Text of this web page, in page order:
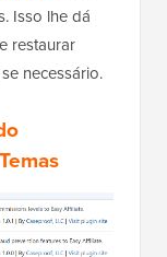
Isso lhe dá
restaurar
necessário.